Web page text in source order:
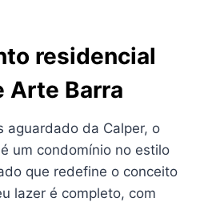
residencial
Arte Barra
aguardado da Calper, o
é um condomínio no estilo
que redefine o conceito
lazer é completo, com